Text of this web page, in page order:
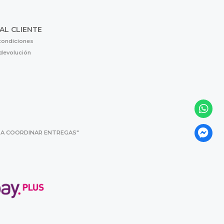
CLIENTE
COORDINAR ENTREGAS"